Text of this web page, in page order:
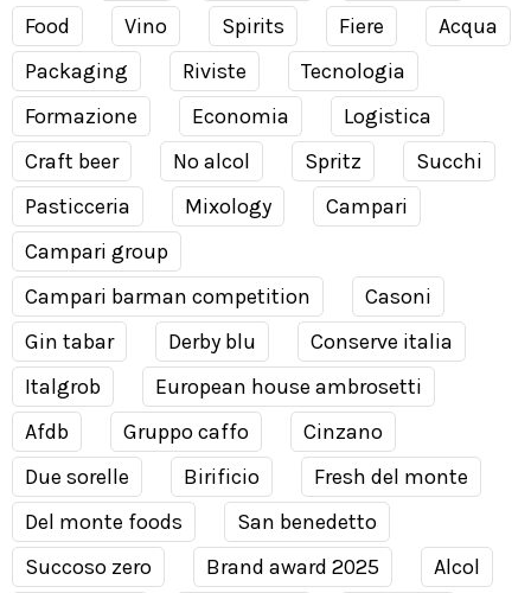
Food
Vino Spirits Fiere
Acqua
Packaging
Riviste
Tecnologia
Formazione
Economia
Logistica
Craft beer
No alcol Spritz
Succhi
Pasticceria
Mixology
Campari
Campari group
Campari barman competition
Casoni
Gin tabar
Derby blu
Conserve italia
Italgrob
European house ambrosetti
Afdb
Gruppo caffo
Cinzano
Due sorelle
Birificio
Fresh del monte
Del monte foods
San benedetto
Succoso zero
Brand award 2025
Alcol